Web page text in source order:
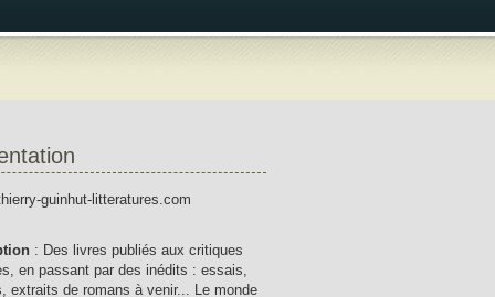
guinhut-litteratures.com
: Des livres publiés aux critiques
en passant par des inédits : essais,
extraits de romans à venir... Le monde